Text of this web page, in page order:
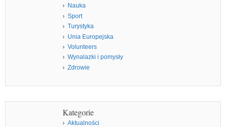
Nauka
Sport
Turystyka
Unia Europejska
Volunteers
Wynalazki i pomysły
Zdrowie
Kategorie
Aktualności